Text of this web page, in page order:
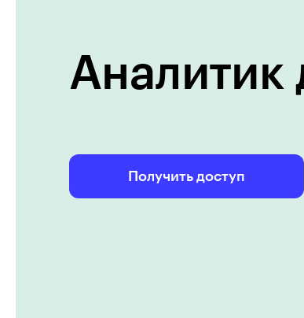
Аналитик
Получить доступ